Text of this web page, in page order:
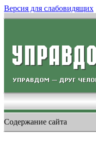
Версия для слабовидящих
Содержание сайта